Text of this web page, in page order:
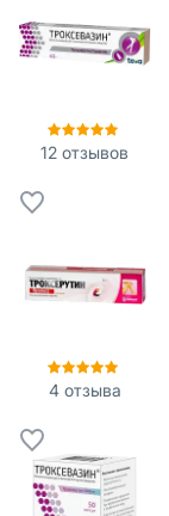
12 отзывов
4отзыва